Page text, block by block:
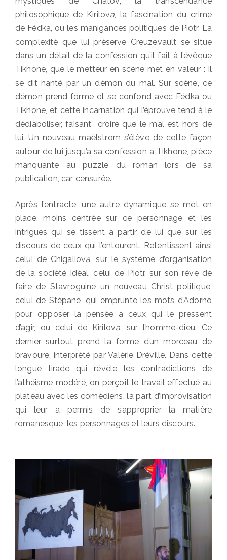
philosophique de Kirilova, la fascination du crime
de Fédka, ou les manigances politiques de Piotr. La
complexité que lui préserve Creuzevault se situe
dans un détail de la confession qu’il fait à l’évêque
Tikhone, que le metteur en scène met en valeur : il
se dit hanté par un démon du mal. Sur scène, ce
démon prend forme et se confond avec Fédka ou
Tikhone, et cette incarnation qui l’éprouve tend à le
dédiaboliser, faisant croire que le mal est hors de
lui. Un nouveau maëlstrom s’élève de cette façon
autour de lui jusqu’à sa confession à Tikhone, pièce
manquante au puzzle du roman lors de sa
publication, car censurée.
Après l’entracte, une autre dynamique se met en
place, moins centrée sur ce personnage et les
intrigues qui se tissent à partir de lui que sur les
discours de ceux qui l’entourent. Retentissent ainsi
celui de Chigaliova, sur le système d’organisation
de la société idéal, celui de Piotr, sur son rêve de
faire de Stavroguine un nouveau Christ politique,
celui de Stépane, qui emprunte les mots d’Adorno
pour opposer la pensée à ceux qui le pressent
d’agir, ou celui de Kirilova, sur l’homme-dieu. Ce
dernier surtout prend la forme d’un morceau de
bravoure, interprété par Valérie Dréville. Dans cette
longue tirade qui révèle les contradictions de
l’athéisme modéré, on perçoit le travail effectué au
plateau avec les comédiens, la part d’improvisation
qui leur a permis de s’approprier la matière
romanesque, les personnages et leurs discours.